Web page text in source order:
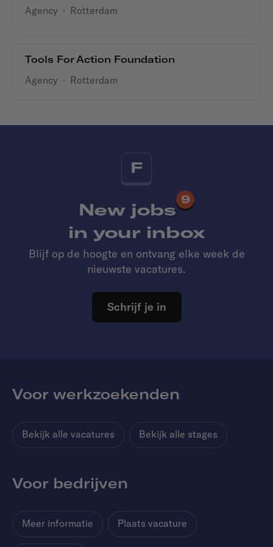
Agency · Rotterdam
Tools For Action Foundation
Agency · Rotterdam
F
New jobs
9
in your inbox
Blijf op de hoogte en ontvang elke week de
nieuwste vacatures.
Schrijf je in
Voor werkzoekenden
Bekijk alle vacatures Bekijk alle stages
Voor bedrijven
Meer informatie Plaats vacature